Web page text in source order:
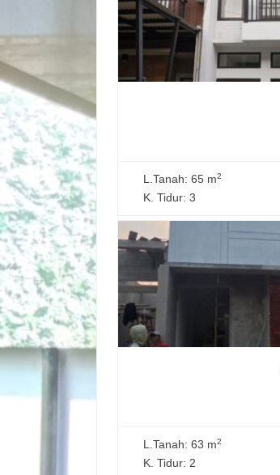
L.Tanah: 65 m2
K. Tidur: 3
L.Tanah: 63 m2
K. Tidur: 2